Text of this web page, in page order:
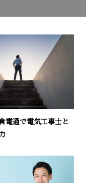
電通で電気工事士と